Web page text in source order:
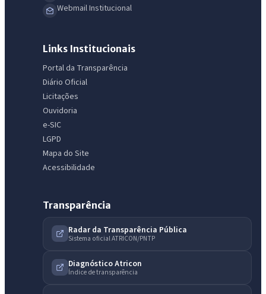
Webmail Institucional
Links Institucionais
Portal da Transparência
Diário Oficial
Licitações
Ouvidoria
e-SIC
LGPD
Mapa do Site
Acessibilidade
Transparência
Radar da Transparência Pública
Sistema oficial ATRICON/PNTP
Diagnóstico Atricon
Índice de transparência